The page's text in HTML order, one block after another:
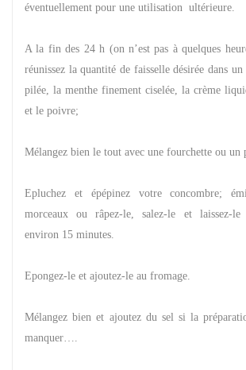
éventuellement pour une utilisation ultérieure.
A la fin des 24 h (on n’est pas à quelques
réunissez la quantité de faisselle désirée dans
pilée, la menthe finement ciselée, la crème
et le poivre;
Mélangez bien le tout avec une fourchette ou un
Epluchez et épépinez votre concombre;
morceaux ou râpez-le, salez-le et laissez-le
environ 15 minutes.
Epongez-le et ajoutez-le au fromage.
Mélangez bien et ajoutez du sel si la
manquer….